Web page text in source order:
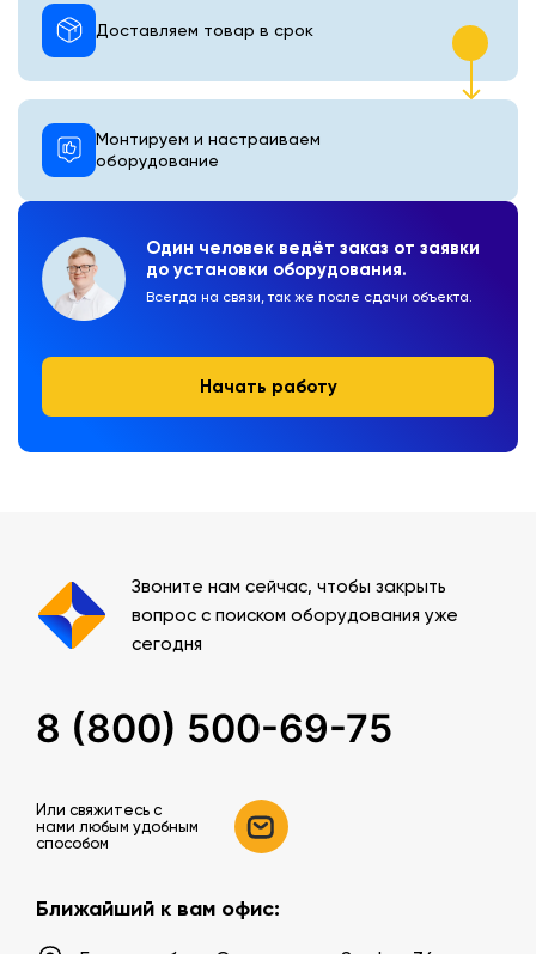
Один человек ведёт заказ от заявки
до установки оборудования.
Всегда на связи, так же после сдачи объекта.
Начать работу
Монтируем и настраиваем
оборудование
Доставляем товар в срок
Звоните нам сейчас, чтобы закрыть
вопрос с поиском оборудования уже
сегодня
8 (800) 500-69-75
Или свяжитесь c
нами любым удобным
способом
Ближайший к вам офис: